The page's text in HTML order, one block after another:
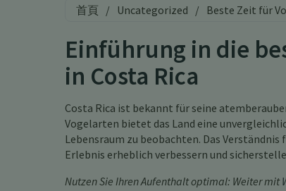
首頁 / Uncategorized / Beste Zeit für
Einführung in die
in Costa Rica
Costa Rica ist bekannt für seine
Vogelarten bietet das Land eine
Lebensraum zu beobachten. Das Verständnis
Erlebnis erheblich verbessern und
Nutzen Sie Ihren Aufenthalt optimal: Weiter mit